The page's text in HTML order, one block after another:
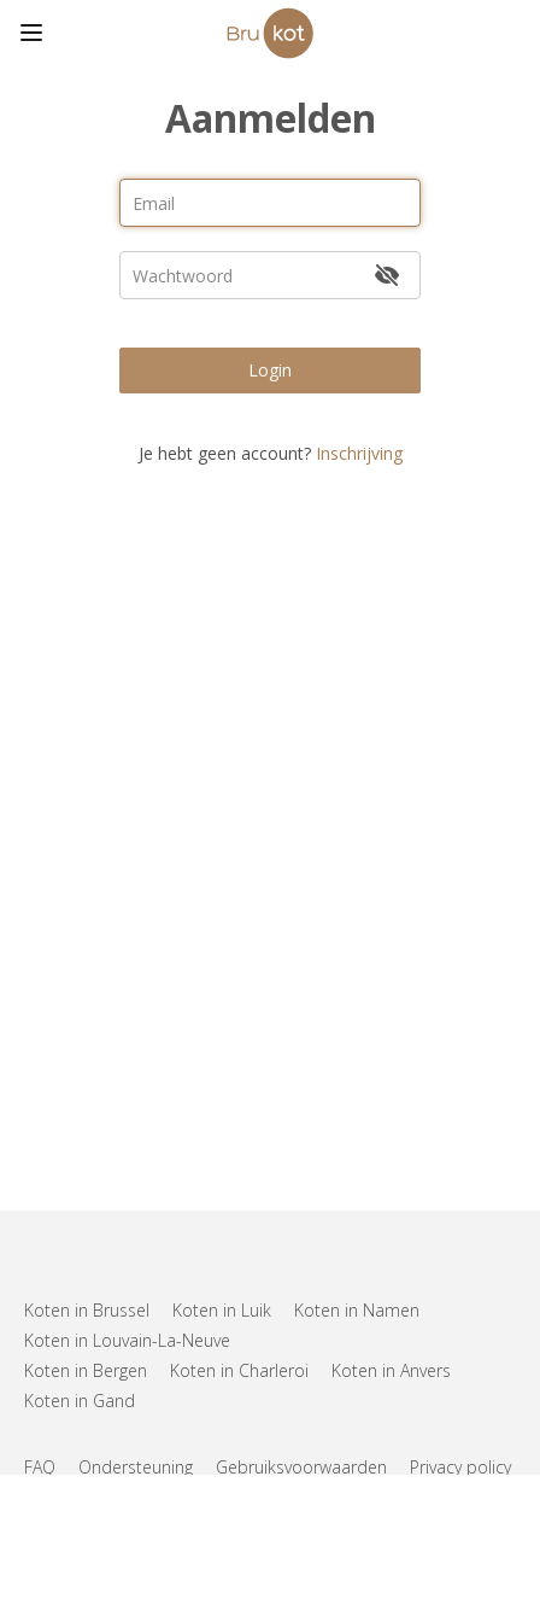
Aanmelden
Login
Je hebt geen account? Inschrijving
Koten in Brussel Koten in Luik
Koten in Namen
Koten in Louvain-La-Neuve
Koten in Bergen
Koten in Charleroi
Koten in Anvers
Koten in Gand
FAQ Ondersteuning Gebruiksvoorwaarden Privacy policy